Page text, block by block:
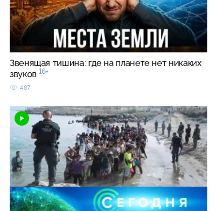
Звенящая тишина: где на планете нет никаких
звуков 16+
487